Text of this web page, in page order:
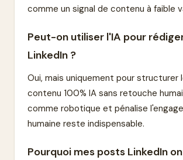
comme un signal de contenu à faible
Peut-on utiliser l'IA pour
LinkedIn ?
Oui, mais uniquement pour structurer
contenu 100% IA sans retouche
comme robotique et pénalise
humaine reste indispensable.
Pourquoi mes posts LinkedIn